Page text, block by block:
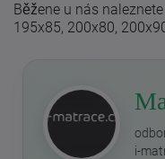
Běžene u nás
195x85, 200x80,
i-